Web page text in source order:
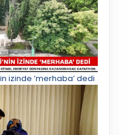
izinde ‘merhaba’ dedi